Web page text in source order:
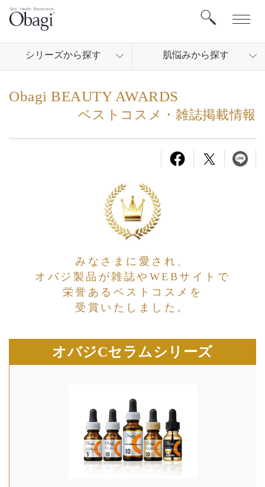
シリ ーズから探す 肌悩みから探す
Obagi BEAUTY AWARDS
ベストコスメ・雑誌掲載情報
みなさまに愛され、
オバジ製品が雑誌やWEBサイトで
栄誉あるベストコスメを
受賞いたしました。
オバジCセラムシリーズ